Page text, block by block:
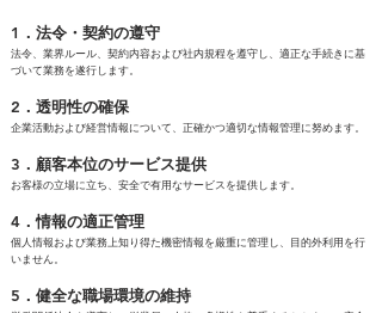
1．法令・契約の遵守
法令、業界ルール、契約内容および社内規程を遵守し、適正な手続きに基
づいて業務を遂行します。
2．透明性の確保
企業活動および経営情報について、正確かつ適切な情報管理に努めます。
3．顧客本位のサービス提供
お客様の立場に立ち、安全で有用なサービスを提供します。
4．情報の適正管理
個人情報および業務上知り得た機密情報を厳重に管理し、目的外利用を行
いません。
5．健全な職場環境の維持